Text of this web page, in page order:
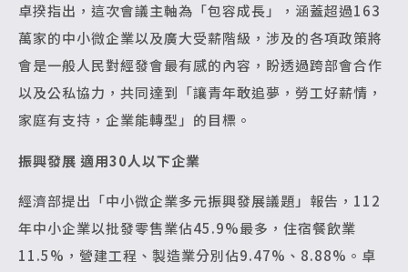
卓揆指出，這次會議主軸為「包容成長」，涵蓋超過163
萬家的中小微企業以及廣大受薪階級，涉及的各項政策將
會是一般人民對經發會最有感的內容，盼透過跨部會合作
以及公私協力，共同達到「讓青年敢追夢，勞工好薪情，
家庭有支持，企業能轉型」的目標。
振興發展 適用30人以下企業
經濟部提出「中小微企業多元振興發展議題」報告，112
年中小企業以批發零售業佔45.9%最多，住宿餐飲業
11.5%，營建工程、製造業分別佔9.47%、8.88%。卓